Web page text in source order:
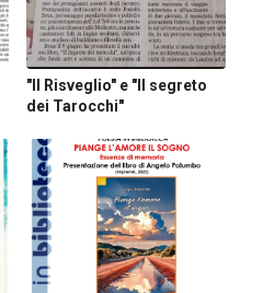
"Il Risveglio" e "Il segreto
dei Tarocchi"